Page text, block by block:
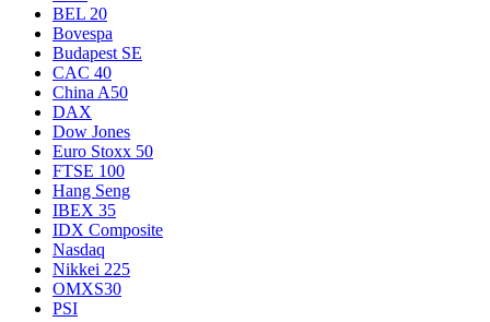
BEL 20
Bovespa
Budapest SE
CAC 40
China A50
DAX
Dow Jones
Euro Stoxx 50
FTSE 100
Hang Seng
IBEX 35
IDX Composite
Nasdaq
Nikkei 225
OMXS30
PSI